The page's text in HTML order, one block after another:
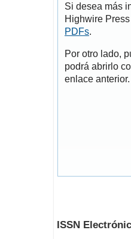
Si desea más
Highwire
PDFs.
Por otro lado,
podrá abrirlo
enlace anterior.
ISSN